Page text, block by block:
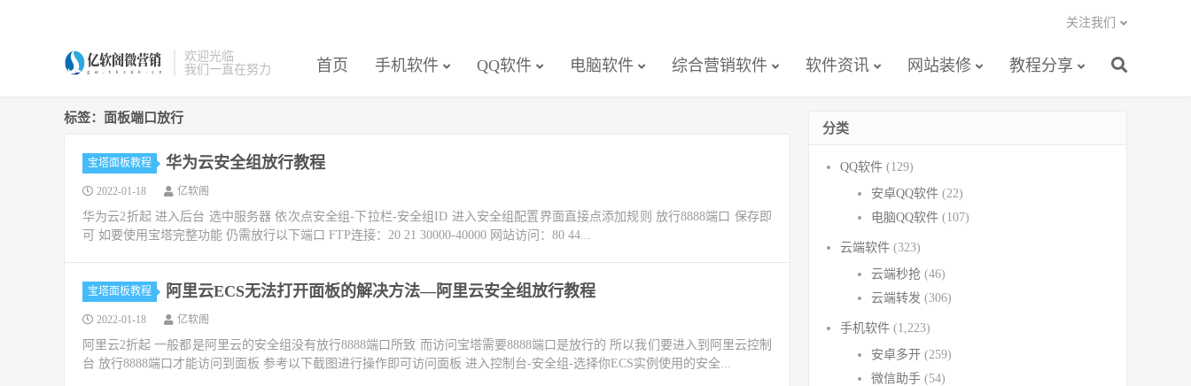
欢迎光临
我们一直在努力
首页 手机软件 QQ软件 电脑软件 综合营销软件 软件资讯 网站装修 教程分享
关注我们
标签：面板端口放行
宝塔面板教程 华为云安全组放行教程
2022-01-18 亿软阁
华为云2折起 进入后台 选中服务器 依次点安全组-下拉栏-安全组ID 进入安全组配置界面直接点添加规则 放行8888端口 保存即
可 如要使用宝塔完整功能 仍需放行以下端口 FTP连接：20 21 30000-40000 网站访问：80 44...
宝塔面板教程 阿里云ECS无法打开面板的解决方法—阿里云安全组放行教程
2022-01-18 亿软阁
阿里云2折起 一般都是阿里云的安全组没有放行8888端口所致 而访问宝塔需要8888端口是放行的 所以我们要进入到阿里云控制
台 放行8888端口才能访问到面板 参考以下截图进行操作即可访问面板 进入控制台-安全组-选择你ECS实例使用的安全...
分类
QQ软件 (129)
安卓QQ软件 (22)
电脑QQ软件 (107)
云端软件 (323)
云端秒抢 (46)
云端转发 (306)
手机软件 (1,223)
安卓多开 (259)
微信助手 (54)